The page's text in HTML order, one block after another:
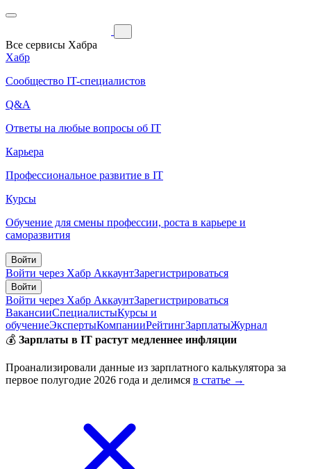
Все сервисы Хабра
Хабр
Сообщество IT-специалистов
Q&A
Ответы на любые вопросы об IT
Карьера
Профессиональное развитие в IT
Курсы
Обучение для смены профессии, роста в карьере и
саморазвития
Войти
Войти через Хабр АккаунтЗарегистрироваться
Войти
Войти через Хабр АккаунтЗарегистрироваться
ВакансииСпециалистыКурсы и
обучениеЭкспертыКомпанииРейтингЗарплатыЖурнал
💰 Зарплаты в IT растут медленнее инфляции
Проанализировали данные из зарплатного калькулятора за
первое полугодие 2026 года и делимся в статье →